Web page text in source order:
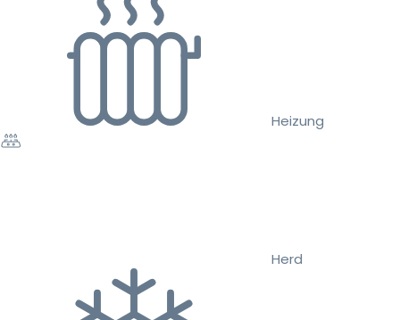
Heizung
Herd